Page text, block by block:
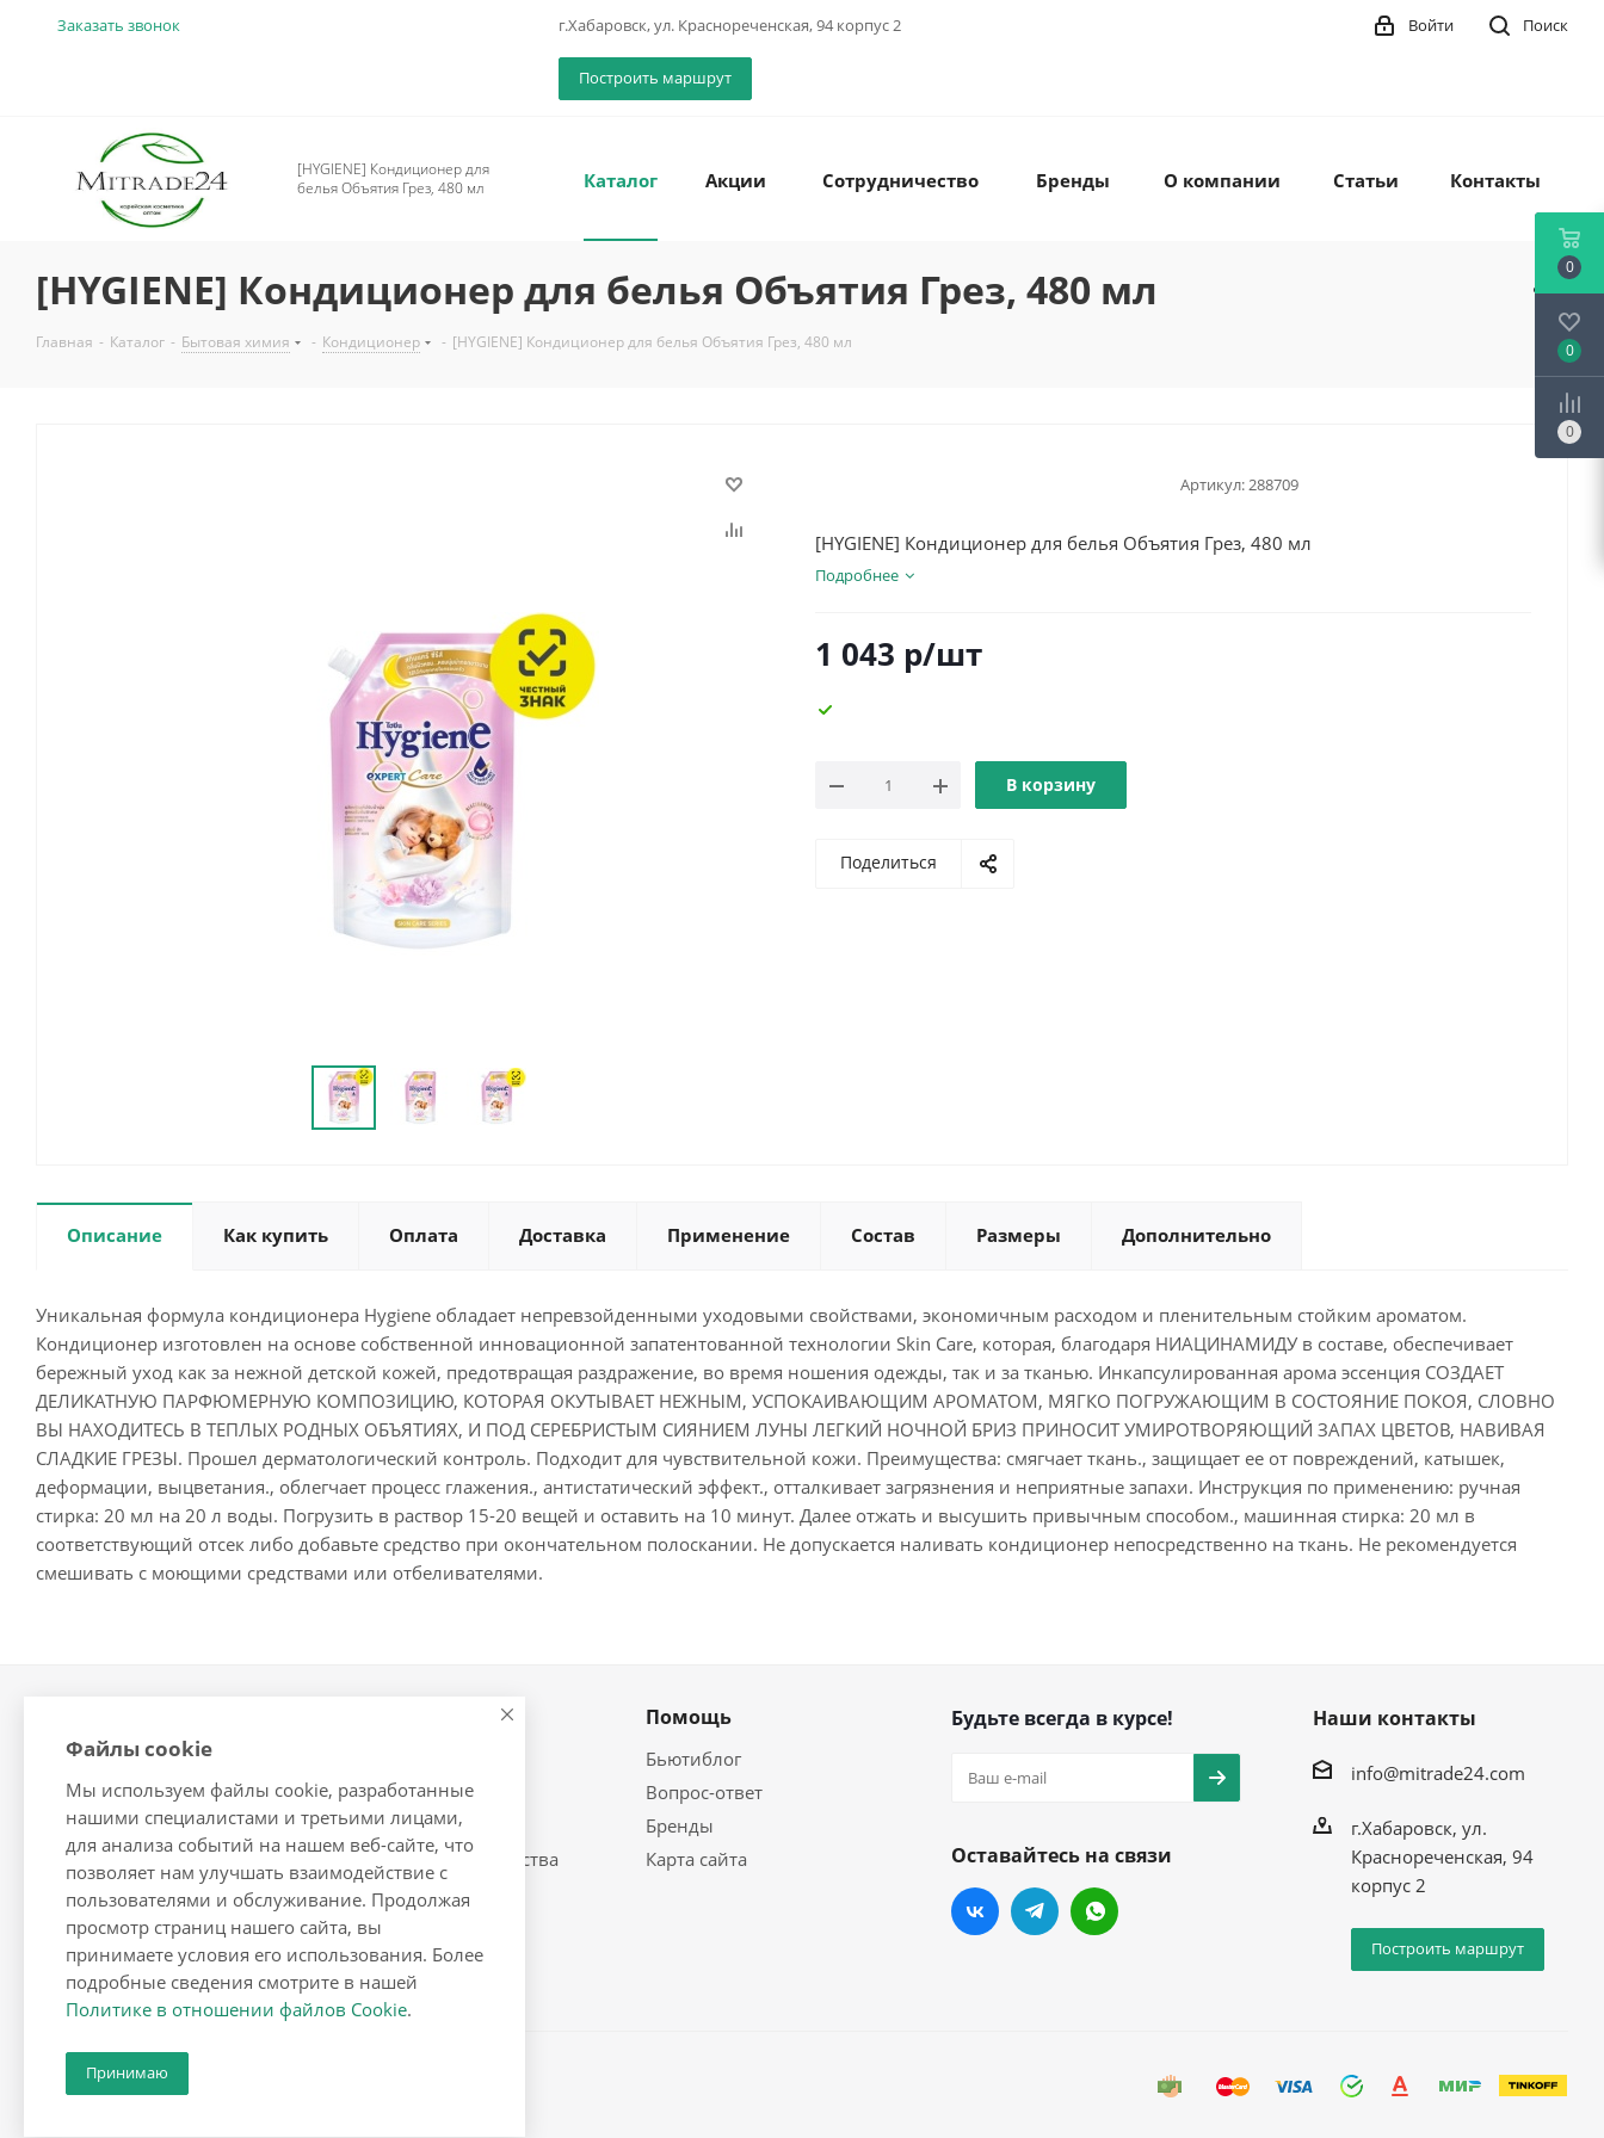
Заказать звонок г.Хабаровск, ул. Краснореченская, 94 корпус 2
Построить маршрут
Поиск
Войти
[HYGIENE] Кондиционер для
белья Объятия Грез, 480 мл
Каталог Акции Сотрудничество Бренды О компании Статьи Контакты
[HYGIENE] Кондиционер для белья Объятия Грез, 480 мл
Главная - Каталог - Бытовая химия - Кондиционер - [HYGIENE] Кондиционер для белья Объятия Грез, 480 мл
Артикул: 288709
[HYGIENE] Кондиционер для белья Объятия Грез, 480 мл
Подробнее
1 043 р/шт
В корзину
Поделиться
Описание Как купить Оплата Доставка Применение Состав Размеры Дополнительно
Уникальная формула кондиционера Hygiene обладает непревзойденными уходовыми свойствами, экономичным расходом и пленительным стойким ароматом.
Кондиционер изготовлен на основе собственной инновационной запатентованной технологии Skin Care, которая, благодаря НИАЦИНАМИДУ в составе, обеспечивает
бережный уход как за нежной детской кожей, предотвращая раздражение, во время ношения одежды, так и за тканью. Инкапсулированная арома эссенция СОЗДАЕТ
ДЕЛИКАТНУЮ ПАРФЮМЕРНУЮ КОМПОЗИЦИЮ, КОТОРАЯ ОКУТЫВАЕТ НЕЖНЫМ, УСПОКАИВАЮЩИМ АРОМАТОМ, МЯГКО ПОГРУЖАЮЩИМ В СОСТОЯНИЕ ПОКОЯ, СЛОВНО
ВЫ НАХОДИТЕСЬ В ТЕПЛЫХ РОДНЫХ ОБЪЯТИЯХ, И ПОД СЕРЕБРИСТЫМ СИЯНИЕМ ЛУНЫ ЛЕГКИЙ НОЧНОЙ БРИЗ ПРИНОСИТ УМИРОТВОРЯЮЩИЙ ЗАПАХ ЦВЕТОВ, НАВИВАЯ
СЛАДКИЕ ГРЕЗЫ. Прошел дерматологический контроль. Подходит для чувствительной кожи. Преимущества: смягчает ткань., защищает ее от повреждений, катышек,
деформации, выцветания., облегчает процесс глажения., антистатический эффект., отталкивает загрязнения и неприятные запахи. Инструкция по применению: ручная
стирка: 20 мл на 20 л воды. Погрузить в раствор 15-20 вещей и оставить на 10 минут. Далее отжать и высушить привычным способом., машинная стирка: 20 мл в
соответствующий отсек либо добавьте средство при окончательном полоскании. Не допускается наливать кондиционер непосредственно на ткань. Не рекомендуется
смешивать с моющими средствами или отбеливателями.
О компании
Сотрудники
Вакансии
Условия оплаты
Условия доставки
Условия сотрудничества
Помощь
Бьютиблог
Вопрос-ответ
Бренды
Карта сайта
Будьте всегда в курсе!
Оставайтесь на связи
Наши контакты
info@mitrade24.com
г.Хабаровск, ул.
Краснореченская, 94
корпус 2
Построить маршрут
2026 © Корейская косметика и бытовая химия
0
0
0
Файлы cookie
Мы используем файлы cookie, разработанные
нашими специалистами и третьими лицами,
для анализа событий на нашем веб-сайте, что
позволяет нам улучшать взаимодействие с
пользователями и обслуживание. Продолжая
просмотр страниц нашего сайта, вы
принимаете условия его использования. Более
подробные сведения смотрите в нашей
Политике в отношении файлов Cookie.
Принимаю